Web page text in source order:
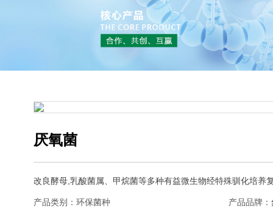
厌氧菌
改良酵母,乳酸菌属、甲烷菌等多种有益微生物经特殊驯化培养
产品类别：环保菌种
产品品牌